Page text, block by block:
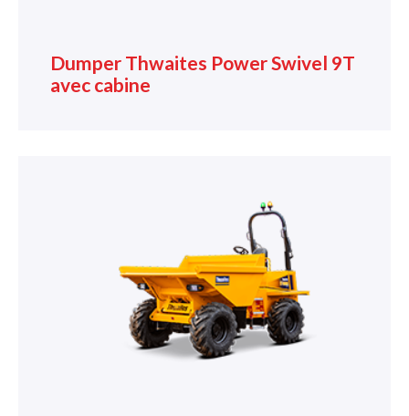
Dumper Thwaites Power Swivel 9T
avec cabine